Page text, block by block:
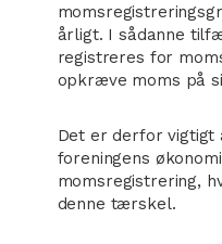
årligt. I sådanne
registreres for
opkræve moms på
Det er derfor vigtigt
foreningens
momsregistrering,
denne tærskel.